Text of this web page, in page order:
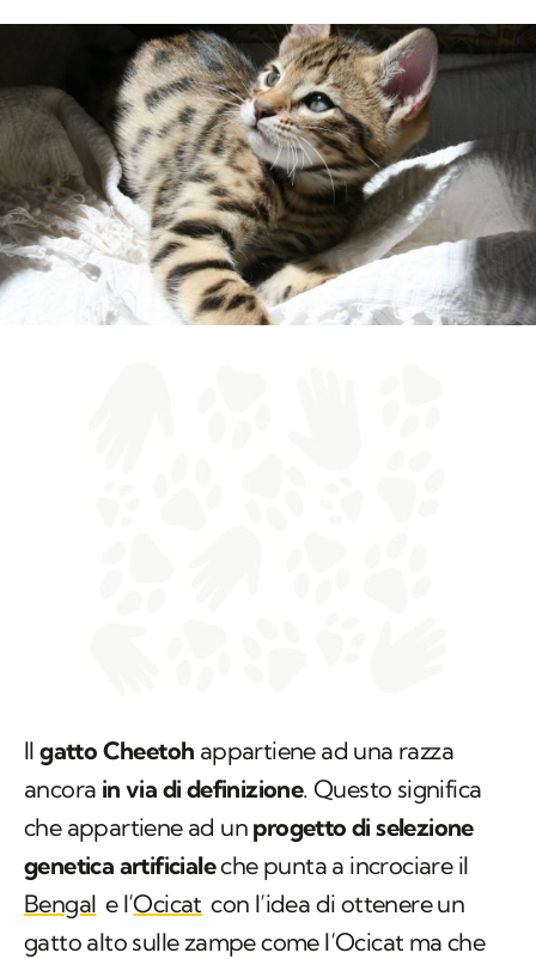
Ilgatto Cheetoh appartiene ad una razza
ancora in via di definizione. Questo significa
che appartiene ad un progetto di selezione
genetica artificialeche punta a incrociare il
Bengal e l’Ocicat con l’idea di ottenere un
gatto alto sulle zampe come l’Ocicat ma che